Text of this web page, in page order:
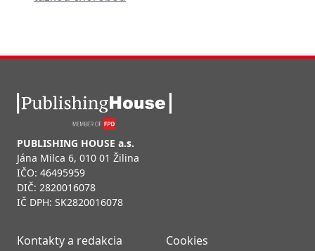
PUBLISHING HOUSE a.s.
Jána Milca 6, 010 01 Žilina
IČO: 46495959
DIČ: 2820016078
IČ DPH: SK2820016078
Kontakty a redakcia Cookies